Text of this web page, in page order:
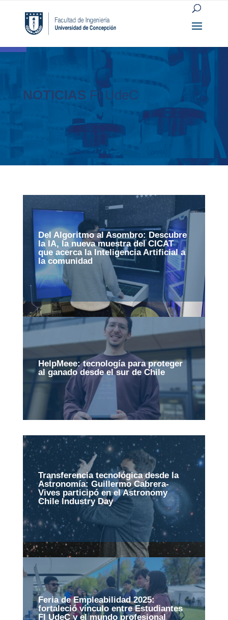
Open toolbar
NOTICIAS FI UdeC
Del Algoritmo al Asombro: Descubre
la IA, la nueva muestra del CICAT
que acerca la Inteligencia Artificial a
la comunidad
HelpMeee: tecnología para proteger
al ganado desde el sur de Chile
Transferencia tecnológica desde la
Astronomía: Guillermo Cabrera-
Vives participó en el Astronomy
Chile Industry Day
Feria de Empleabilidad 2025:
fortaleció vínculo entre Estudiantes
FI UdeC y el mundo profesional